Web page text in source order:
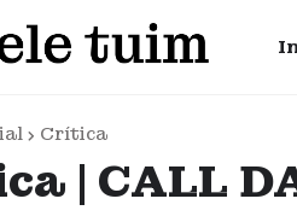
Crítica
| CALL